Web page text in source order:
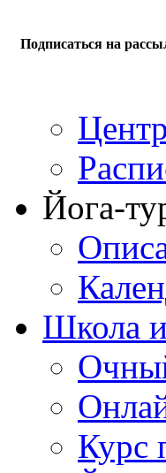
Подписаться на
Йога-
Школа
Курс